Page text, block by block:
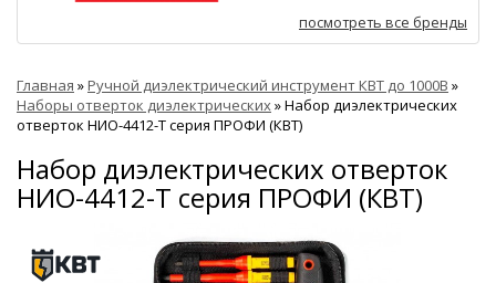
посмотреть все бренды
Главная »Ручной диэлектрический инструмент КВТ до 1000В »
Наборы отверток диэлектрических »Набор диэлектрических
отверток НИО-4412-Т серия ПРОФИ (КВТ)
Набор диэлектрических отверток
НИО-4412-Т серия ПРОФИ (КВТ)